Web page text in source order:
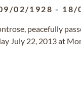
02/1928 - 18/
peacefully
July 22, 2013 at